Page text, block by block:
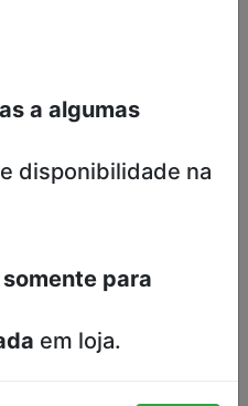
ADULTOS
PACOTE
a algumas
disponibilidade na
para
em loja.